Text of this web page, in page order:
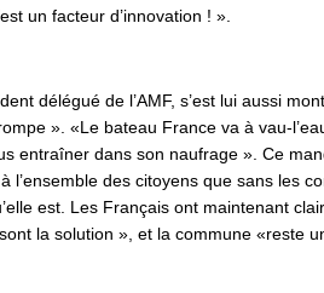
un facteur d’innovation ! ».
délégué de l’AMF, s’est lui aussi
». «Le bateau France va à vau-
entraîner dans son naufrage ». Ce
des citoyens que sans les
est. Les Français ont maintenant
la solution », et la commune «reste